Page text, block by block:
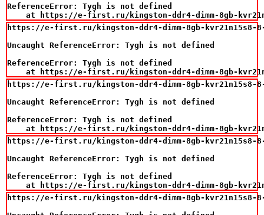
ReferenceError: Tygh is not defined
at https://e-first.ru/kingston-ddr4-dimm-8gb-
https://e-first.ru/kingston-ddr4-dimm-8gb-kvr21n15s8-8-
Uncaught ReferenceError: Tygh is not defined
ReferenceError: Tygh is not defined
at https://e-first.ru/kingston-ddr4-dimm-8gb-
https://e-first.ru/kingston-ddr4-dimm-8gb-kvr21n15s8-8-
Uncaught ReferenceError: Tygh is not defined
ReferenceError: Tygh is not defined
at https://e-first.ru/kingston-ddr4-dimm-8gb-
https://e-first.ru/kingston-ddr4-dimm-8gb-kvr21n15s8-8-
Uncaught ReferenceError: Tygh is not defined
ReferenceError: Tygh is not defined
at https://e-first.ru/kingston-ddr4-dimm-8gb-
https://e-first.ru/kingston-ddr4-dimm-8gb-kvr21n15s8-8-